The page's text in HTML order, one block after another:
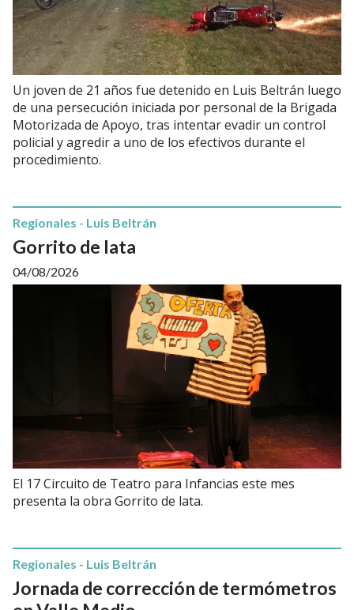
Un joven de 21 años fue detenido en Luis Beltrán luego
de una persecución iniciada por personal de la Brigada
Motorizada de Apoyo, tras intentar evadir un control
policial y agredir a uno de los efectivos durante el
procedimiento.
Gorrito de lata
Regionales - Luis Beltrán
04/08/2026
El 17 Circuito de Teatro para Infancias este mes
presenta la obra Gorrito de lata.
Jornada de corrección de termómetros
Regionales - Luis Beltrán